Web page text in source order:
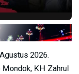
2026.
Mondok, KH Zahrul